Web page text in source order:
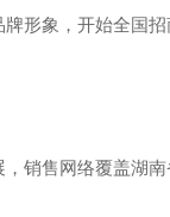
形象，开始全国
销售网络覆盖湖